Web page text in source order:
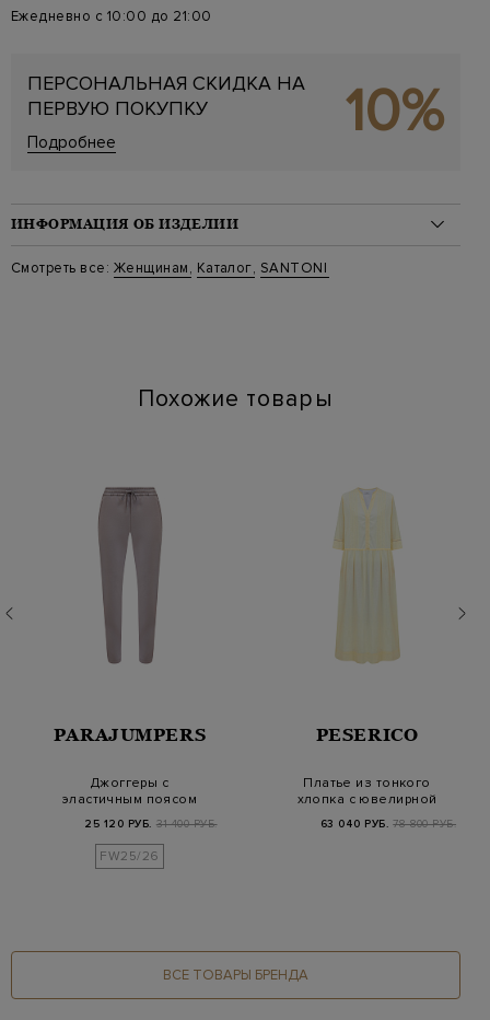
Ежедневно с 10:00 до 21:00
ПЕРСОНАЛЬНАЯ СКИДКА НА
ПЕРВУЮ ПОКУПКУ
Подробнее 10%
ИНФОРМАЦИЯ ОБ ИЗДЕЛИИ
Материал: замша 100%
Стиль: Дезерты
Смотреть все: Женщинам, Каталог, SANTONI
Похожие товары
PARAJUMPERS
Джоггеры с
эластичным поясом
PJS
25 120 РУБ. 31 400 РУБ.
FW25/26
PESERICO
Платье из тонкого
хлопка с ювелирной
63 040 РУБ. 78 800 РУБ.
ВСЕ ТОВАРЫ БРЕНДА